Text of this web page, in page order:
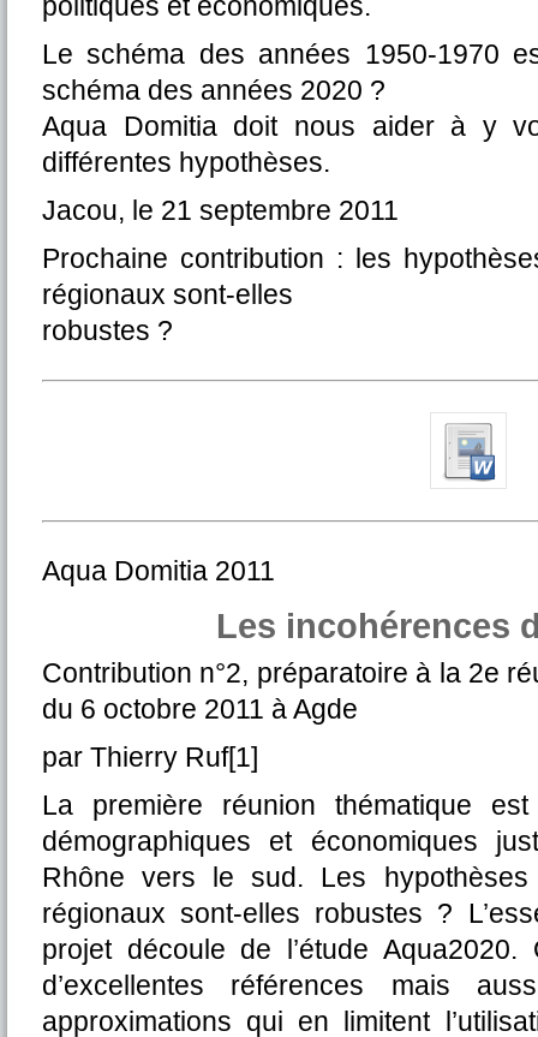
Le schéma des années 1950-1970
schéma des années 2020 ?
Aqua Domitia doit nous aider à y
différentes hypothèses.
Jacou, le 21 septembre 2011
Prochaine contribution : les
régionaux sont-elles
robustes ?
Aqua Domitia 2011
Les incohérences
Contribution n°2, préparatoire à la 2e
du 6 octobre 2011 à Agde
par Thierry Ruf[1]
La première réunion thématique
démographiques et économiques
Rhône vers le sud. Les
régionaux sont-elles robustes ?
projet découle de l’étude
d’excellentes références mais
approximations qui en limitent